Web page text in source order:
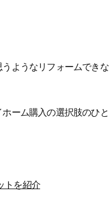
ようなリフォームできな
ーム購入の選択肢のひと
トを紹介